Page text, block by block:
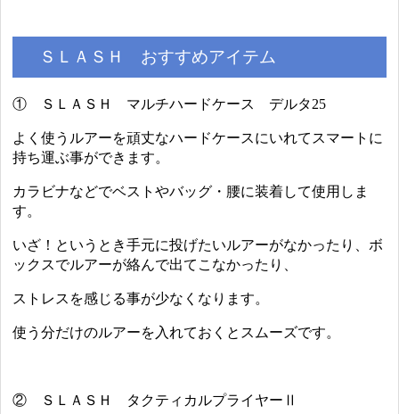
ＳＬＡＳＨ おすすめアイテム
① ＳＬＡＳＨ マルチハードケース デルタ25
よく使うルアーを頑丈なハードケースにいれてスマートに
持ち運ぶ事ができます。
カラビナなどでベストやバッグ・腰に装着して使用しま
す。
いざ！というとき手元に投げたいルアーがなかったり、ボ
ックスでルアーが絡んで出てこなかったり、
ストレスを感じる事が少なくなります。
使う分だけのルアーを入れておくとスムーズです。
② ＳＬＡＳＨ タクティカルプライヤーⅡ